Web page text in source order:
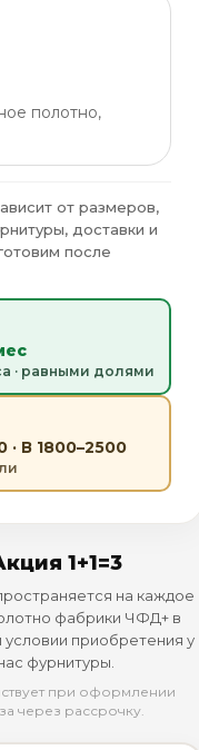
полотно,
от размеров,
доставки и
после
· равными долями
В 1800–2500
1+1=3
на каждое
фабрики ЧФД+ в
условии приобретения у
фурнитуры.
при оформлении
через рассрочку.